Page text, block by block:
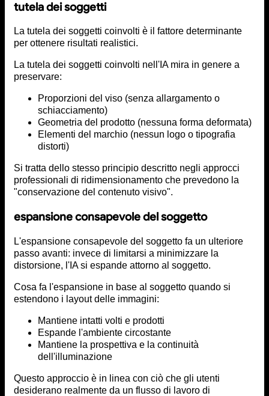
tutela dei soggetti
La tutela dei soggetti coinvolti è il fattore determinante
per ottenere risultati realistici.
La tutela dei soggetti coinvolti nell'IA mira in genere a
preservare:
Proporzioni del viso (senza allargamento o
schiacciamento)
Geometria del prodotto (nessuna forma deformata)
Elementi del marchio (nessun logo o tipografia
distorti)
Si tratta dello stesso principio descritto negli approcci
professionali di ridimensionamento che prevedono la
"conservazione del contenuto visivo".
espansione consapevole del soggetto
L'espansione consapevole del soggetto fa un ulteriore
passo avanti: invece di limitarsi a minimizzare la
distorsione, l'IA si espande attorno al soggetto.
Cosa fa l'espansione in base al soggetto quando si
estendono i layout delle immagini:
Mantiene intatti volti e prodotti
Espande l'ambiente circostante
Mantiene la prospettiva e la continuità
dell'illuminazione
Questo approccio è in linea con ciò che gli utenti
desiderano realmente da un flusso di lavoro di